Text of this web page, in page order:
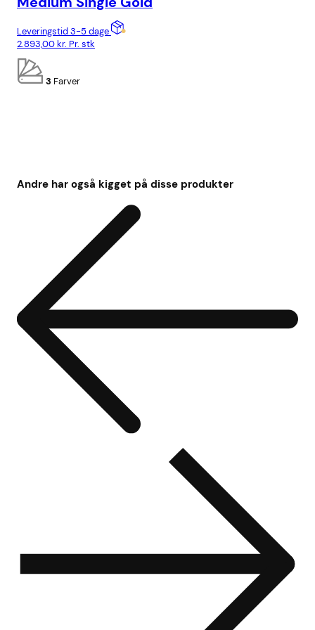
Leveringstid 3-5 dage
2.893,00kr. Pr. stk
3 Farver
Andre har også kigget på disse produkter